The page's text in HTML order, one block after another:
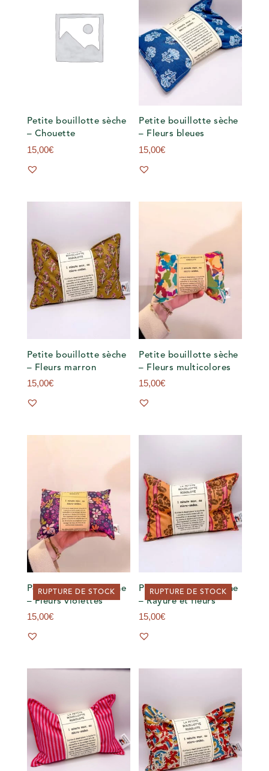
Petite bouillotte sèche
– Chouette
15,00€
Petite bouillotte sèche
– Fleurs bleues
15,00€
Petite bouillotte sèche
– Fleurs marron
15,00€
Petite bouillotte sèche
– Fleurs multicolores
15,00€
RUPTURE DE STOCK
Petite bouillotte sèche
– Fleurs violettes
15,00€
RUPTURE DE STOCK
Petite bouillotte sèche
– Rayure et fleurs
15,00€